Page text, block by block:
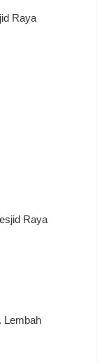
Raya
Raya
Lembah